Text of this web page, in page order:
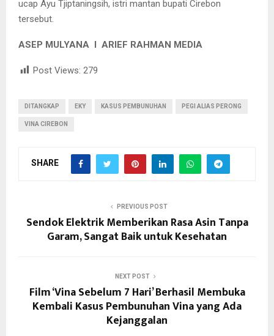
ucap Ayu Tjiptaningsih, istri mantan bupati Cirebon
tersebut.
ASEP MULYANA I ARIEF RAHMAN MEDIA
Post Views: 279
DITANGKAP EKY KASUS PEMBUNUHAN PEGI ALIAS PERONG
VINA CIREBON
SHARE
PREVIOUS POST
Sendok Elektrik Memberikan Rasa Asin Tanpa
Garam, Sangat Baik untuk Kesehatan
NEXT POST
Film ‘Vina Sebelum 7 Hari’ Berhasil Membuka
Kembali Kasus Pembunuhan Vina yang Ada
Kejanggalan